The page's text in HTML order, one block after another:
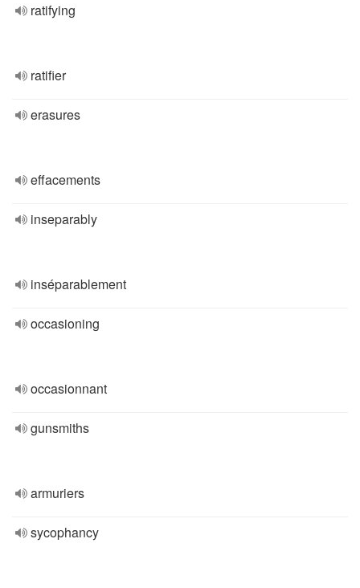
ratifying
ratifier
erasures
effacements
inseparably
inséparablement
occasioning
occasionnant
gunsmiths
armuriers
sycophancy